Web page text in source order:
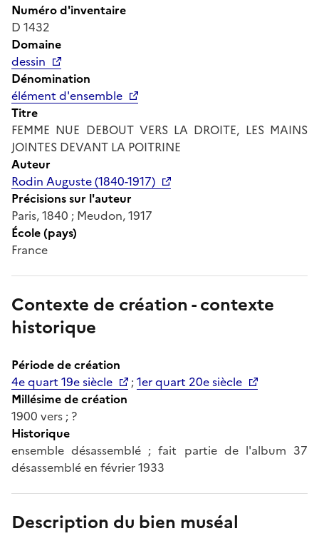
Numéro d'inventaire
D 1432
Domaine
dessin
Dénomination
élément d'ensemble
Titre
FEMME NUE DEBOUT VERS LA DROITE, LES MAINS
JOINTES DEVANT LA POITRINE
Auteur
Rodin Auguste (1840-1917)
Précisions sur l'auteur
Paris, 1840 ; Meudon, 1917
École (pays)
France
Contexte de création - contexte
historique
Période de création
4e quart 19e siècle
;1er quart 20e siècle
Millésime de création
1900 vers ; ?
Historique
ensemble désassemblé ; fait partie de l'album 37
désassemblé en février 1933
Description du bien muséal